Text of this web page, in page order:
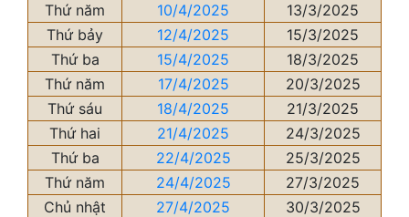
Thứ năm
10/4/2025
13/3/2025
Thứ bảy
12/4/2025
15/3/2025
Thứ ba
15/4/2025
18/3/2025
Thứ năm
17/4/2025
20/3/2025
Thứ sáu
18/4/2025
21/3/2025
Thứ hai
21/4/2025
24/3/2025
Thứ ba
22/4/2025
25/3/2025
Thứ năm
24/4/2025
27/3/2025
Chủ nhật
27/4/2025
30/3/2025